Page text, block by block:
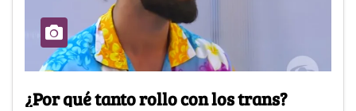
¿Por qué tanto rollo con los trans?